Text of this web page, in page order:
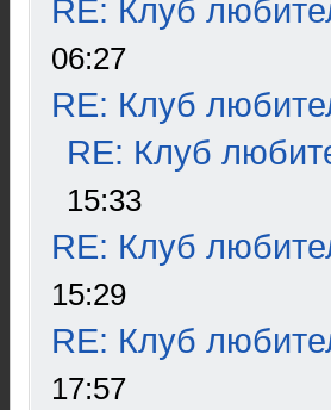
RE: Клуб
06:27
RE: Клуб
RE: Клуб
15:33
RE: Клуб
15:29
RE: Клуб
17:57